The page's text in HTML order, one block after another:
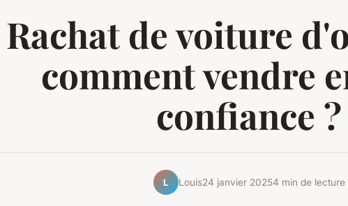
Rachat de voiture
comment vendre
confiance ?
L Louis24 janvier 20254 min de lecture